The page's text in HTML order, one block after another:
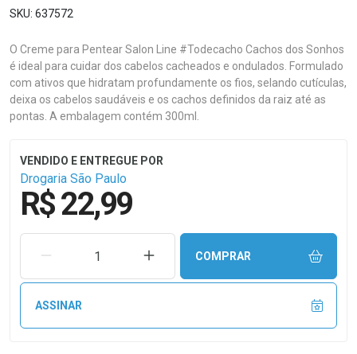
637572
O Creme para Pentear Salon Line #Todecacho Cachos dos Sonhos
é ideal para cuidar dos cabelos cacheados e ondulados. Formulado
com ativos que hidratam profundamente os fios, selando cutículas,
deixa os cabelos saudáveis e os cachos definidos da raiz até as
pontas. A embalagem contém 300ml.
Drogaria São Paulo
R$ 22,99
REMOVER UMA UNIDADEAUMENTAR UMA UNIDADE
COMPRAR
ASSINAR